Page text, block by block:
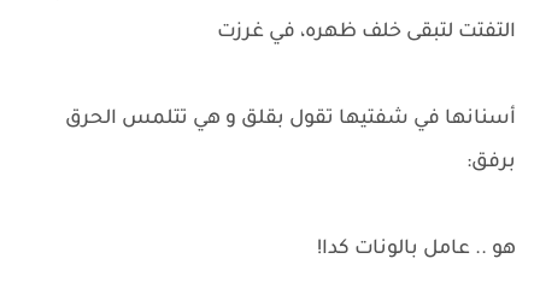
التفتت لتبقى خلف ظهره، في غرزت
أسنانها في شفتيها تقول بقلق و هي تتلمس الحرق
برفق:
هو .. عامل بالونات كدا!